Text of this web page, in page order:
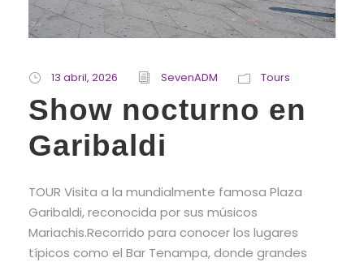
13 abril, 2026 SevenADM Tours
Show nocturno en
Garibaldi
TOUR Visita a la mundialmente famosa Plaza
Garibaldi, reconocida por sus músicos
Mariachis.Recorrido para conocer los lugares
típicos como el Bar Tenampa, donde grandes